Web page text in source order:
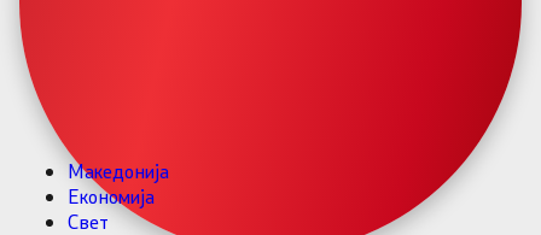
Македонија
Економија
Свет